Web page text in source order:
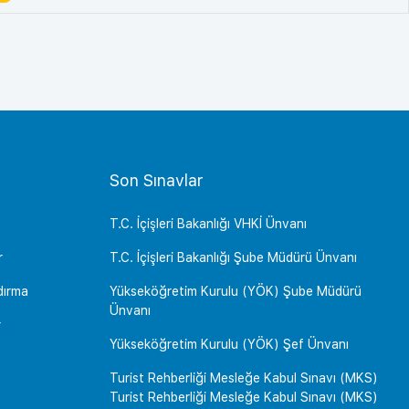
Son Sınavlar
T.C. İçişleri Bakanlığı VHKİ Ünvanı
T.C. İçişleri Bakanlığı Şube Müdürü Ünvanı
Yükseköğretim Kurulu (YÖK) Şube Müdürü
Ünvanı
Yükseköğretim Kurulu (YÖK) Şef Ünvanı
Turist Rehberliği Mesleğe Kabul Sınavı (MKS)
Turist Rehberliği Mesleğe Kabul Sınavı (MKS)